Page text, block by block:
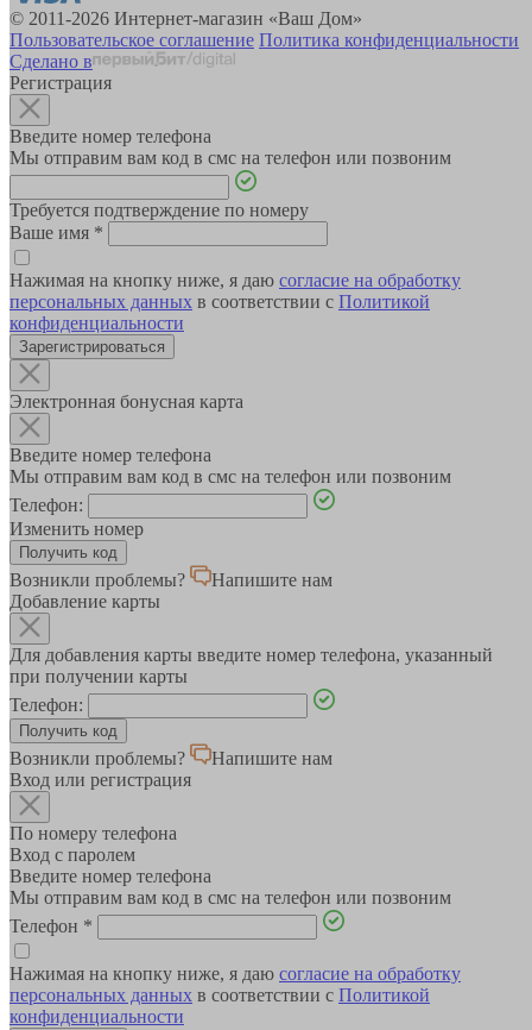
© 2011-2026 Интернет-магазин «Ваш Дом»
Пользовательское соглашение Политика конфиденциальности
Сделано в
Регистрация
Введите номер телефона
Мы отправим вам код в смс на телефон или позвоним
Требуется подтверждение по номеру
Ваше имя *
Нажимая на кнопку ниже, я даю согласие на обработку
персональных данных в соответствии с Политикой
конфиденциальности
Зарегистрироваться
Электронная бонусная карта
Введите номер телефона
Мы отправим вам код в смс на телефон или позвоним
Телефон:
Изменить номер
Возникли проблемы?
Напишите нам
Добавление карты
Для добавления карты введите номер телефона, указанный
при получении карты
Телефон:
Возникли проблемы?
Напишите нам
Вход или регистрация
По номеру телефона
Вход с паролем
Введите номер телефона
Мы отправим вам код в смс на телефон или позвоним
Телефон *
Нажимая на кнопку ниже, я даю согласие на обработку
персональных данных в соответствии с Политикой
конфиденциальности